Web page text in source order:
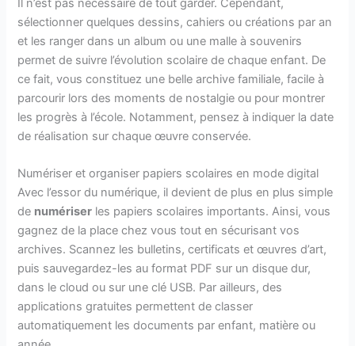
Il n’est pas nécessaire de tout garder. Cependant,
sélectionner quelques dessins, cahiers ou créations par an
et les ranger dans un album ou une malle à souvenirs
permet de suivre l’évolution scolaire de chaque enfant. De
ce fait, vous constituez une belle archive familiale, facile à
parcourir lors des moments de nostalgie ou pour montrer
les progrès à l’école. Notamment, pensez à indiquer la date
de réalisation sur chaque œuvre conservée.
Numériser et organiser papiers scolaires en mode digital
Avec l’essor du numérique, il devient de plus en plus simple
de numériser les papiers scolaires importants. Ainsi, vous
gagnez de la place chez vous tout en sécurisant vos
archives. Scannez les bulletins, certificats et œuvres d’art,
puis sauvegardez-les au format PDF sur un disque dur,
dans le cloud ou sur une clé USB. Par ailleurs, des
applications gratuites permettent de classer
automatiquement les documents par enfant, matière ou